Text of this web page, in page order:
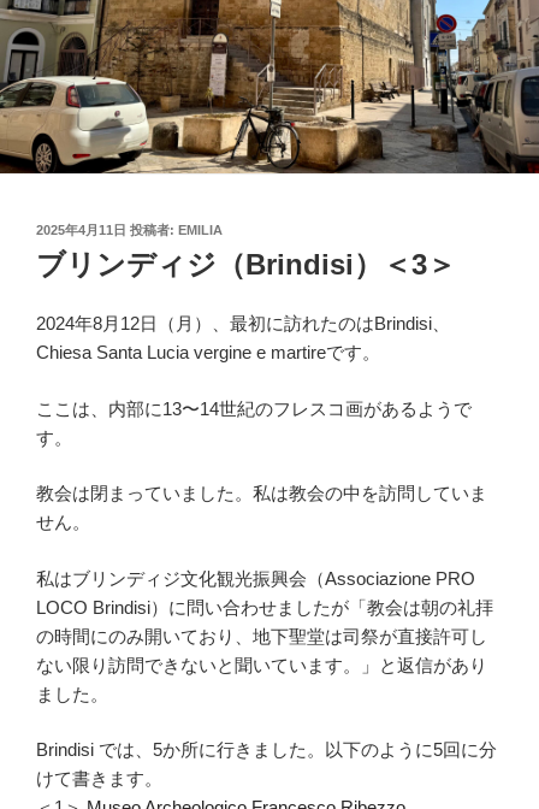
投
日:
2025年4月11日 投稿者: EMILIA
ブリンディジ（Brindisi）＜3＞
2024年8月12日（月）、最初に訪れたのはBrindisi、
Chiesa Santa Lucia vergine e martireです。
ここは、内部に13〜14世紀のフレスコ画があるようで
す。
教会は閉まっていました。私は教会の中を訪問していま
せん。
私はブリンディジ文化観光振興会（Associazione PRO
LOCO Brindisi）に問い合わせましたが「教会は朝の礼拝
の時間にのみ開いており、地下聖堂は司祭が直接許可し
ない限り訪問できないと聞いています。」と返信があり
ました。
Brindisi では、5か所に行きました。以下のように5回に分
けて書きます。